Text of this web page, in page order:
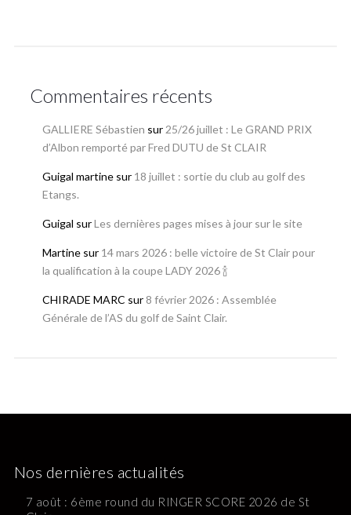
Commentaires récents
GALLIERE Sébastien sur 25/26 juillet : Le GRAND PRIX
d’Albon remporté par Fred DUTU de St CLAIR
Guigal martinesur 18 juillet : sortie du club au golf des
Etangs.
Guigal surLes dernières pages mises à jour sur le site
Martinesur 14 mars 2026 : belle victoire de St Clair pour
la qualification à la coupe LADY 2026 🍾
CHIRADE MARC sur 8 février 2026 : Assemblée
Générale de l’AS du golf de Saint Clair.
Nos dernières actualités
7 août : 6ème round du RINGER SCORE 2026 de St